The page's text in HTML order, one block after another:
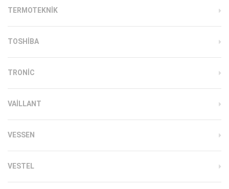
TERMOTEKNIK
TOSHIBA
TRONIC
VAILLANT
VESSEN
VESTEL